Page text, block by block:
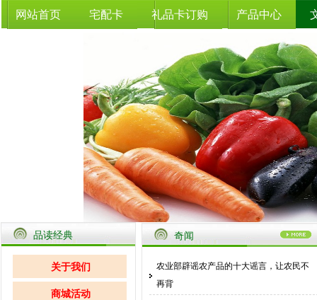
网站首页 宅配卡 礼品卡订购 产品中心
品读经典
关于我们
商城活动
奇闻
农业部辟谣农产品的十大谣言，让农民不
再背